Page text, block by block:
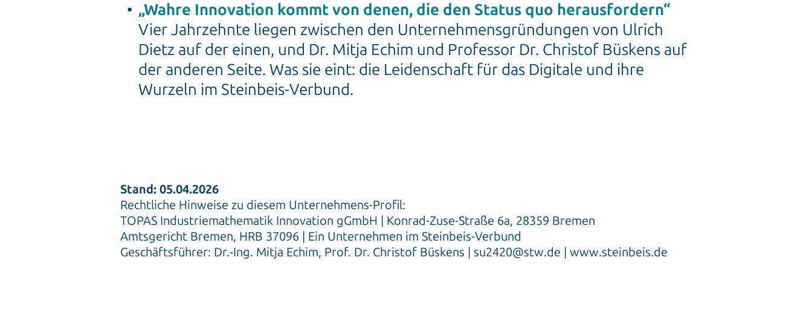
„Wahre Innovation kommt von denen, die den Status quo herausfordern“
Vier Jahrzehnte liegen zwischen den Unternehmensgründungen von Ulrich
Dietz auf der einen, und Dr. Mitja Echim und Professor Dr. Christof Büskens auf
der anderen Seite. Was sie eint: die Leidenschaft für das Digitale und ihre
Wurzeln im Steinbeis-Verbund.
Stand: 05.04.2026
Rechtliche Hinweise zu diesem Unternehmens-Profil:
TOPAS Industriemathematik Innovation gGmbH | Konrad-Zuse-Straße 6a, 28359 Bremen
Amtsgericht Bremen, HRB 37096 | Ein Unternehmen im Steinbeis-Verbund
Geschäftsführer: Dr.-Ing. Mitja Echim, Prof. Dr. Christof Büskens | su2420@stw.de | www.steinbeis.de